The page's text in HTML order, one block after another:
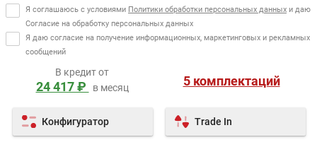
Я соглашаюсь с условиями Политики обработки персональных данных и даю
Согласие на обработку персональных данных
Я даю согласие на получение информационных, маркетинговых и рекламных
сообщений
5 комплектаций
Конфигуратор Trade In
В кредит от
24 417 ₽ в месяц